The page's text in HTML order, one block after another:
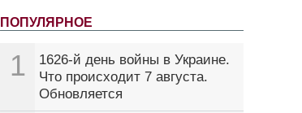
ПОПУЛЯРНОЕ
1
1626-й день войны в Украине.
Что происходит 7 августа.
Обновляется